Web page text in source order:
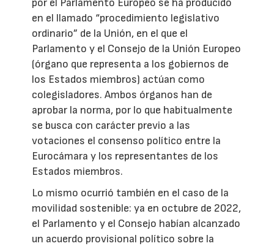
en el llamado “procedimiento legislativo
ordinario” de la Unión, en el que el
Parlamento y el Consejo de la Unión Europeo
(órgano que representa a los gobiernos de
los Estados miembros) actúan como
colegisladores. Ambos órganos han de
aprobar la norma, por lo que habitualmente
se busca con carácter previo a las
votaciones el consenso político entre la
Eurocámara y los representantes de los
Estados miembros.
Lo mismo ocurrió también en el caso de la
movilidad sostenible: ya en octubre de 2022,
el Parlamento y el Consejo habían alcanzado
un acuerdo provisional político sobre la